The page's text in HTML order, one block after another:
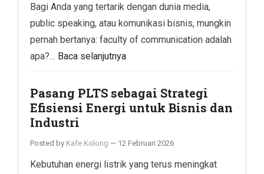
Bagi Anda yang tertarik dengan dunia media,
public speaking, atau komunikasi bisnis, mungkin
pernah bertanya: faculty of communication adalah
apa?… Baca selanjutnya
Pasang PLTS sebagai Strategi
Efisiensi Energi untuk Bisnis dan
Industri
Posted by Kafe Kolong — 12 Februari 2026
Kebutuhan energi listrik yang terus meningkat